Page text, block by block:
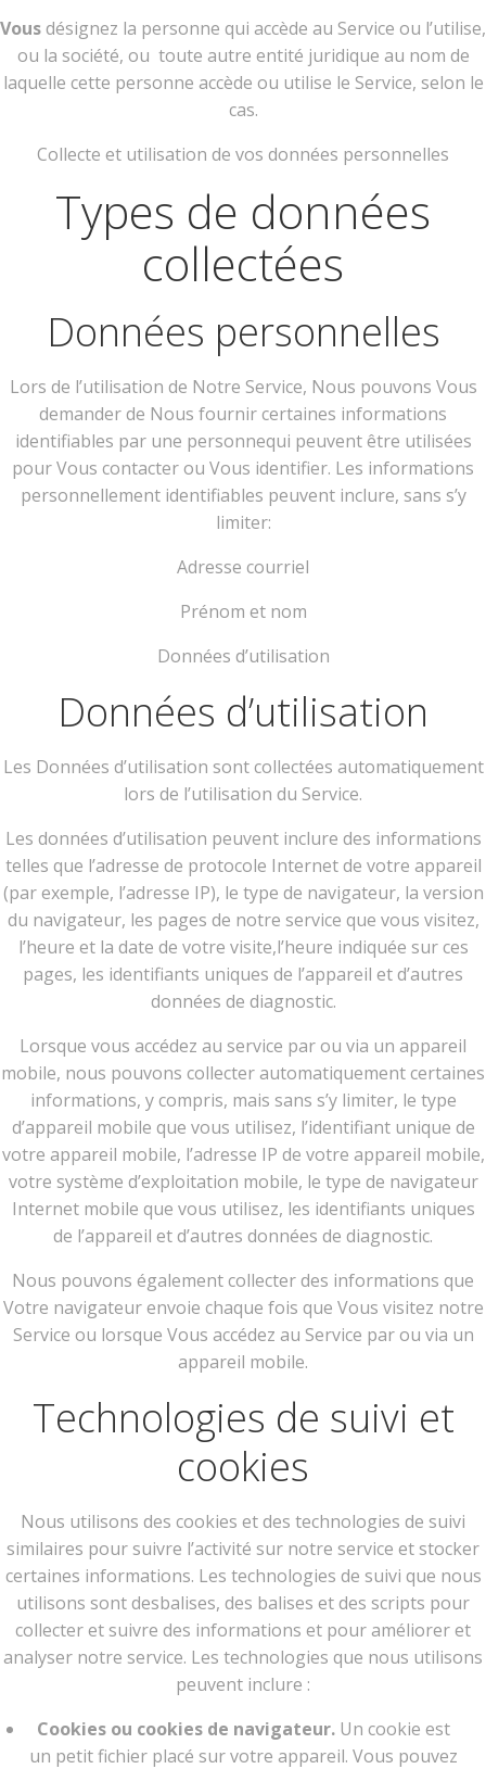
Vousdésignez la personne qui accède au Service ou l’utilise,
ou la société, ou toute autre entité juridique au nom de
laquelle cette personne accède ou utilise le Service, selon le
cas.
Collecte et utilisation de vos données personnelles
Types de données
collectées
Données personnelles
Lors de l’utilisation de Notre Service, Nous pouvons Vous
demander de Nous fournir certaines informations
identifiables par une personnequi peuvent être utilisées
pour Vous contacter ou Vous identifier. Les informations
personnellement identifiables peuvent inclure, sans s’y
limiter:
Adresse courriel
Prénom et nom
Données d’utilisation
Données d’utilisation
Les Données d’utilisation sont collectées automatiquement
lors de l’utilisation du Service.
Les données d’utilisation peuvent inclure des informations
telles que l’adresse de protocole Internet de votre appareil
(par exemple, l’adresse IP), le type de navigateur, la version
du navigateur, les pages de notre service que vous visitez,
l’heure et la date de votre visite,l’heure indiquée sur ces
pages, les identifiants uniques de l’appareil et d’autres
données de diagnostic.
Lorsque vous accédez au service par ou via un appareil
mobile, nous pouvons collecter automatiquement certaines
informations, y compris, mais sans s’y limiter, le type
d’appareil mobile que vous utilisez, l’identifiant unique de
votre appareil mobile, l’adresse IP de votre appareil mobile,
votre système d’exploitation mobile, le type de navigateur
Internet mobile que vous utilisez, les identifiants uniques
de l’appareil et d’autres données de diagnostic.
Nous pouvons également collecter des informations que
Votre navigateur envoie chaque fois que Vous visitez notre
Service ou lorsque Vous accédez au Service par ou via un
appareil mobile.
Technologies de suivi et
cookies
Nous utilisons des cookies et des technologies de suivi
similaires pour suivre l’activité sur notre service et stocker
certaines informations. Les technologies de suivi que nous
utilisons sont desbalises, des balises et des scripts pour
collecter et suivre des informations et pour améliorer et
analyser notre service. Les technologies que nous utilisons
peuvent inclure :
Cookies ou cookies de navigateur. Un cookie est
un petit fichier placé sur votre appareil. Vous pouvez